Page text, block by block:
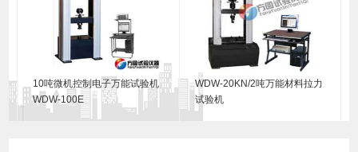
10吨微机控制电子万能试验机
WDW-100E
WDW-20KN/2吨万能材料拉力
试验机